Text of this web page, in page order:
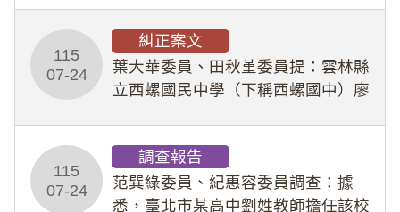
業把關與糾錯功能，不僅首份調查報
告漏未審酌師生不
115
07-24
糾正案文
葉大華委員、田秋堇委員提：雲林縣
立西螺國民中學（下稱西螺國中）廖
教羽球隊學生等行為，歷經該校校園
事件處理會議（下
115
07-24
調查報告
范巽綠委員、紀惠容委員調查：據
悉，臺北市某高中劉姓教師擔任該校